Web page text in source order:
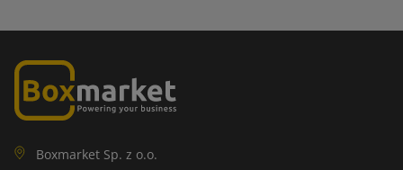
Boxmarket Sp. z o.o.